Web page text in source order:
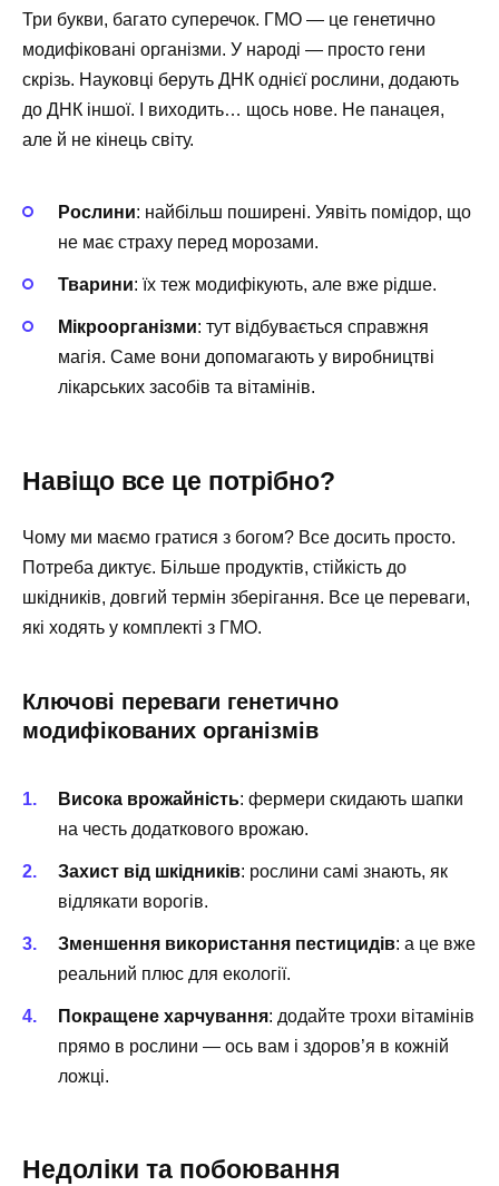
Три букви, багато суперечок. ГМО — це генетично
модифіковані організми. У народі — просто гени
скрізь. Науковці беруть ДНК однієї рослини, додають
до ДНК іншої. І виходить… щось нове. Не панацея,
але й не кінець світу.
Рослини: найбільш поширені. Уявіть помідор, що
не має страху перед морозами.
Тварини: їх теж модифікують, але вже рідше.
Мікроорганізми: тут відбувається справжня
магія. Саме вони допомагають у виробництві
лікарських засобів та вітамінів.
Навіщо все це потрібно?
Чому ми маємо гратися з богом? Все досить просто.
Потреба диктує. Більше продуктів, стійкість до
шкідників, довгий термін зберігання. Все це переваги,
які ходять у комплекті з ГМО.
Ключові переваги генетично
модифікованих організмів
Висока врожайність: фермери скидають шапки
на честь додаткового врожаю.
Захист від шкідників: рослини самі знають, як
відлякати ворогів.
Зменшення використання пестицидів: а це вже
реальний плюс для екології.
Покращене харчування: додайте трохи вітамінів
прямо в рослини — ось вам і здоров’я в кожній
ложці.
Недоліки та побоювання